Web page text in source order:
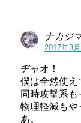
ナカジ
2017年3
ヂャオ！
僕は全然使え
同時攻撃系
物理軽減もや
あ。